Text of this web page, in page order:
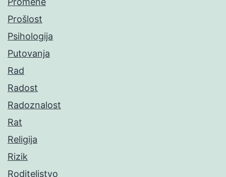
Prošlost
Psihologija
Putovanja
Rad
Radost
Radoznalost
Rat
Religija
Rizik
Roditeljstvo